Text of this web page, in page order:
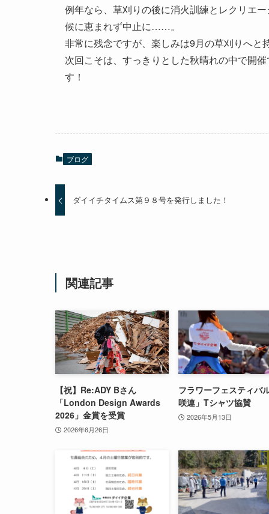
例年なら、草刈りの後に消火訓練とレクリエ
候に恵まれず中止に……。
非常に残念ですが、楽しみは9月の草刈りへと
次回こそは、すっきりとした秋晴れの中で開
す！
ブログ
ダイイチタイムス第９８号を発行しました！
関連記事
【祝】Re:ADY Bさん
「London Design Awards
2026」金賞を受賞
2026年6月26日
フラワーフェスティバ
咲連」Tシャツ協賛
2026年5月13日